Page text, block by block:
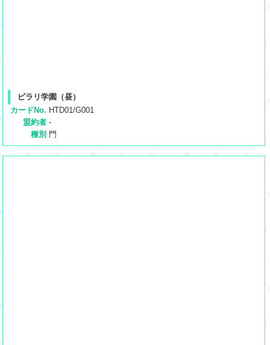
ピラリ学園（昼）
カードNo. HTD01/G001
盟約者 -
種別 門